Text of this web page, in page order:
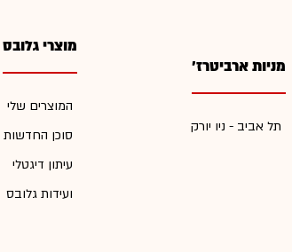
מניות ארביטרז'
תל אביב - ניו יורק
מוצרי גלובס
המוצרים שלי
סוכן החדשות
עיתון דיגטלי
ועידות גלובס